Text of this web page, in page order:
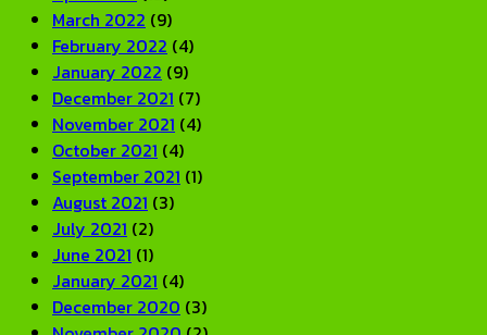
March 2022 (9)
February 2022 (4)
January 2022 (9)
December 2021 (7)
November 2021 (4)
October 2021 (4)
September 2021 (1)
August 2021 (3)
July 2021 (2)
June 2021 (1)
January 2021 (4)
December 2020 (3)